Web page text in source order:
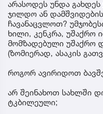
არასოდეს უნდა
ჯილდო ან
ჩავანაცვლოთ?
ხილი, კენკრა, უშაქრო
მომზადებული უშაქრო
(ზომიერად, ასაკის
როგორ ავირიდოთ
არ შეინახოთ სახლში
ტკბილეული;